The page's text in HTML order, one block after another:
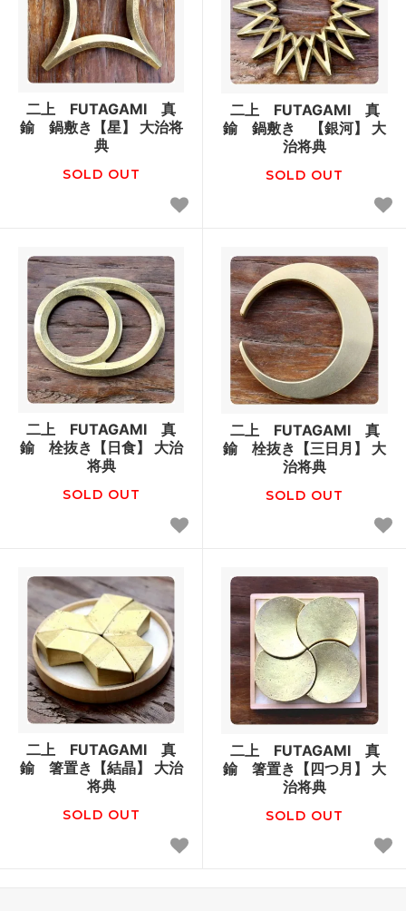
二上 FUTAGAMI 真
鍮 鍋敷き【星】 大治将
典
SOLD OUT
二上 FUTAGAMI 真
鍮 鍋敷き 【銀河】 大
治将典
SOLD OUT
二上 FUTAGAMI 真
鍮 栓抜き【日食】 大治
将典
SOLD OUT
二上 FUTAGAMI 真
鍮 栓抜き【三日月】 大
治将典
SOLD OUT
二上 FUTAGAMI 真
鍮 箸置き【結晶】 大治
将典
SOLD OUT
二上 FUTAGAMI 真
鍮 箸置き【四つ月】 大
治将典
SOLD OUT